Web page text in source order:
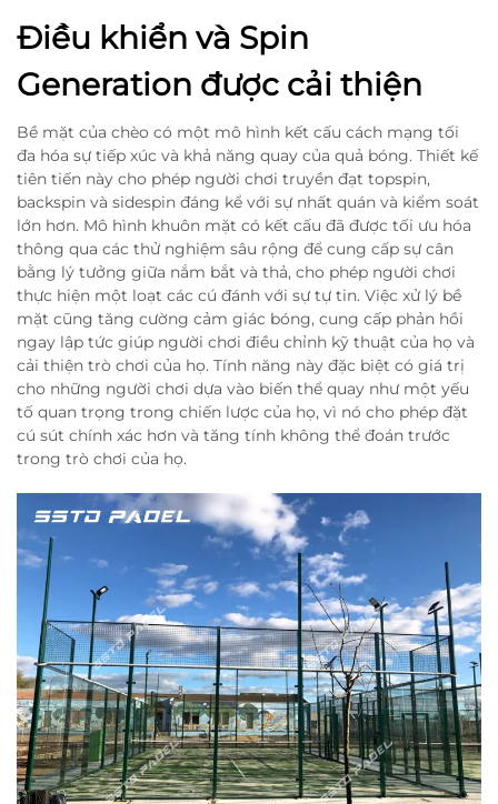
Điều khiển và Spin
Generation được cải thiện
Bề mặt của chèo có một mô hình kết cấu cách mạng tối
đa hóa sự tiếp xúc và khả năng quay của quả bóng. Thiết kế
tiên tiến này cho phép người chơi truyền đạt topspin,
backspin và sidespin đáng kể với sự nhất quán và kiểm soát
lớn hơn. Mô hình khuôn mặt có kết cấu đã được tối ưu hóa
thông qua các thử nghiệm sâu rộng để cung cấp sự cân
bằng lý tưởng giữa nắm bắt và thả, cho phép người chơi
thực hiện một loạt các cú đánh với sự tự tin. Việc xử lý bề
mặt cũng tăng cường cảm giác bóng, cung cấp phản hồi
ngay lập tức giúp người chơi điều chỉnh kỹ thuật của họ và
cải thiện trò chơi của họ. Tính năng này đặc biệt có giá trị
cho những người chơi dựa vào biến thể quay như một yếu
tố quan trọng trong chiến lược của họ, vì nó cho phép đặt
cú sút chính xác hơn và tăng tính không thể đoán trước
trong trò chơi của họ.